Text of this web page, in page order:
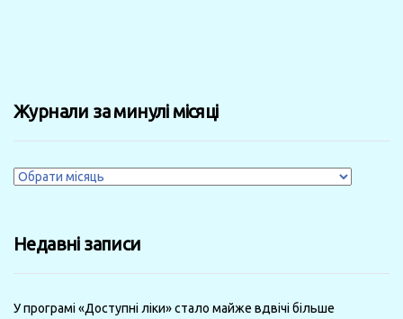
Журнали за минулі місяці
Журнали
місяці
Недавні записи
У програмі «Доступні ліки» стало майже вдвічі більше